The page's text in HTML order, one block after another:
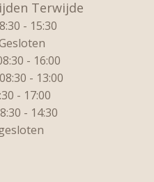
Terwijde
- 15:30
- 16:00
08:30 - 13:00
- 17:00
- 14:30